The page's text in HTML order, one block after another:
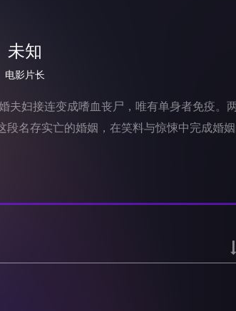
未知
电影片长
夫妇接连变成嗜血丧尸，唯有单身者免疫。
名存实亡的婚姻，在笑料与惊悚中完成婚